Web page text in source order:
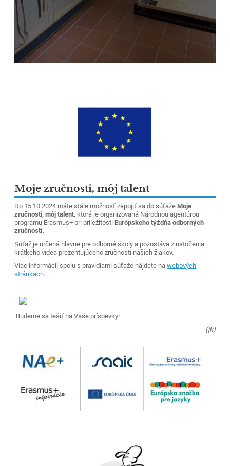
Moje zručnosti, môj talent
Do 15.10.2024 máte stále možnosť zapojiť sa do súťažeMoje
zručnosti, môj talent, ktorá je organizovaná Národnou agentúrou
programu Erasmus+ pri príležitostiEurópskeho týždňa odborných
zručností.
Súťaž je určená hlavne pre odborné školy a pozostáva z natočenia
krátkeho videa prezentujúceho zručnosti našich žiakov.
Viac informácií spolu s pravidlami súťaže nájdete nawebových
stránkach.
Budeme sa tešiť na Vaše príspevky!
(jk)